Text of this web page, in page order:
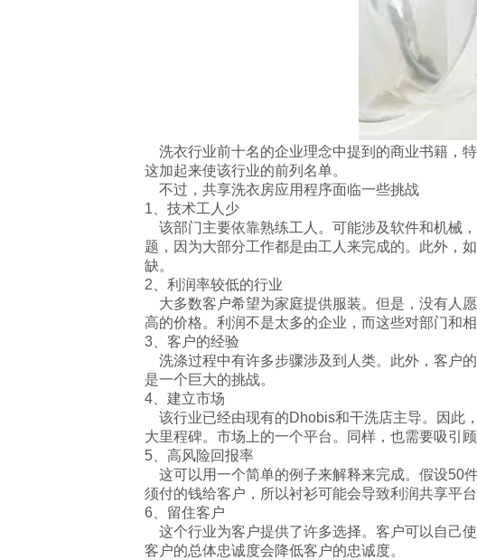
洗衣行业前十名的企业理念中提到的商业书籍，
这加起来使该行业的前列名单。
不过，共享洗衣房应用程序面临一些挑战
1、技术工人少
该部门主要依靠熟练工人。可能涉及软件和机械
题，因为大部分工作都是由工人来完成的。此外，
缺。
2、利润率较低的行业
大多数客户希望为家庭提供服装。但是，没有人
高的价格。利润不是太多的企业，而这些对部门和
3、客户的经验
洗涤过程中有许多步骤涉及到人类。此外，客户
是一个巨大的挑战。
4、建立市场
该行业已经由现有的Dhobis和干洗店主导。因此
大里程碑。市场上的一个平台。同样，也需要吸引
5、高风险回报率
这可以用一个简单的例子来解释来完成。假设50
须付的钱给客户，所以衬衫可能会导致利润共享平台
6、留住客户
这个行业为客户提供了许多选择。客户可以自己
客户的总体忠诚度会降低客户的忠诚度。